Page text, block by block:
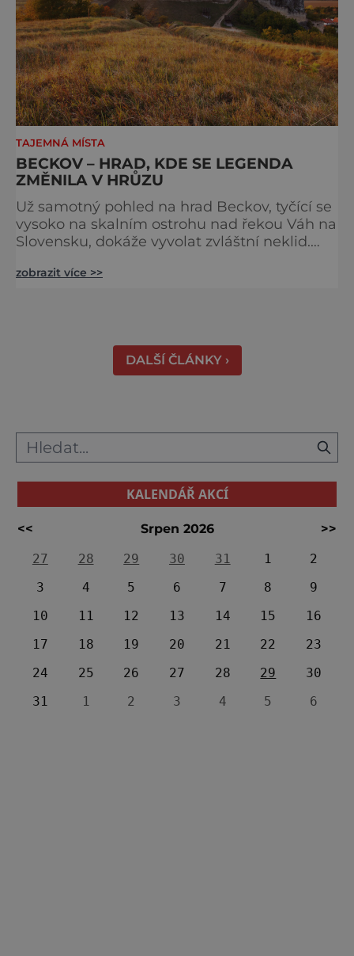
TAJEMNÁ MÍSTA
BECKOV – HRAD, KDE SE LEGENDA
ZMĚNILA V HRŮZU
Už samotný pohled na hrad Beckov, tyčící se
vysoko na skalním ostrohu nad řekou Váh na
Slovensku, dokáže vyvolat zvláštní neklid.
výhled do krajiny, se staly i svědky tragédie –
zrnko pravdy. Většina z nich vypráví o t
zobrazit více >>
DALŠÍ ČLÁNKY ›
KALENDÁŘ AKCÍ
<< Srpen 2026
>>
27
28 29 30 31 1
2
3
4 5 6 7 8
9
10
11 12 13 14 15
16
17
18 19 20 21 22
23
24
25 26 27 28 29
30
31
1 2 3 4 5 6